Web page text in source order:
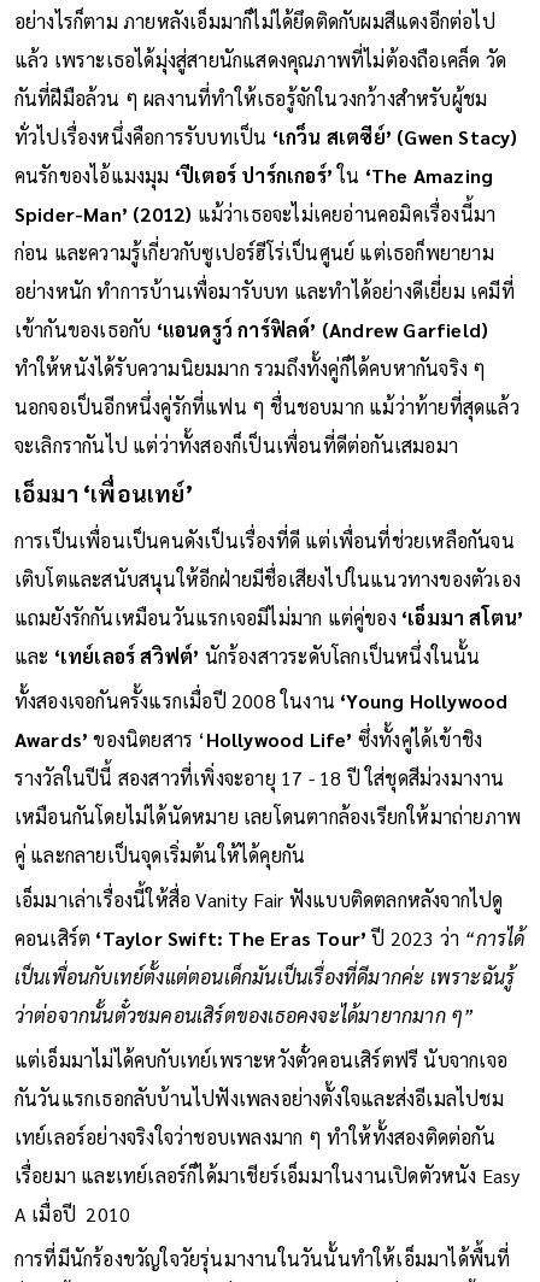
อย่างไรก็ตาม ภายหลังเอ็มมาก็ไม่ได้ยึดติดกับผมสีแดงอีกต่อไป
แล้ว เพราะเธอได้มุ่งสู่สายนักแสดงคุณภาพที่ไม่ต้องถือเคล็ด วัด
กันที่ฝีมือล้วน ๆ ผลงานที่ทำให้เธอรู้จักในวงกว้างสำหรับผู้ชม
ทั่วไปเรื่องหนึ่งคือการรับบทเป็น ‘เกว็น สเตซีย์’ (Gwen Stacy)
คนรักของไอ้แมงมุม ‘ปีเตอร์ ปาร์กเกอร์’ใน ‘The Amazing
Spider-Man’ (2012) แม้ว่าเธอจะไม่เคยอ่านคอมิคเรื่องนี้มา
ก่อน และความรู้เกี่ยวกับซูเปอร์ฮีโร่เป็นศูนย์ แต่เธอก็พยายาม
อย่างหนัก ทำการบ้านเพื่อมารับบท และทำได้อย่างดีเยี่ยม เคมีที่
เข้ากันของเธอกับ ‘แอนดรูว์ การ์ฟิลด์’ (Andrew Garfield)
ทำให้หนังได้รับความนิยมมาก รวมถึงทั้งคู่ก็ได้คบหากันจริง ๆ
นอกจอเป็นอีกหนึ่งคู่รักที่แฟน ๆ ชื่นชอบมาก แม้ว่าท้ายที่สุดแล้ว
จะเลิกรากันไป แต่ว่าทั้งสองก็เป็นเพื่อนที่ดีต่อกันเสมอมา
เอ็มมา ‘เพื่อนเทย์’
การเป็นเพื่อนเป็นคนดังเป็นเรื่องที่ดี แต่เพื่อนที่ช่วยเหลือกันจน
เติบโตและสนับสนุนให้อีกฝ่ายมีชื่อเสียงไปในแนวทางของตัวเอง
แถมยังรักกันเหมือนวันแรกเจอมีไม่มาก แต่คู่ของ ‘เอ็มมา สโตน’
และ ‘เทย์เลอร์ สวิฟต์’ นักร้องสาวระดับโลกเป็นหนึ่งในนั้น
ทั้งสองเจอกันครั้งแรกเมื่อปี 2008 ในงาน ‘Young Hollywood
Awards’ของนิตยสาร ‘Hollywood Life’ ซึ่งทั้งคู่ได้เข้าชิง
รางวัลในปีนี้ สองสาวที่เพิ่งจะอายุ 17 - 18 ปี ใส่ชุดสีม่วงมางาน
เหมือนกันโดยไม่ได้นัดหมาย เลยโดนตากล้องเรียกให้มาถ่ายภาพ
คู่ และกลายเป็นจุดเริ่มต้นให้ได้คุยกัน
เอ็มมาเล่าเรื่องนี้ให้สื่อ Vanity Fair ฟังแบบติดตลกหลังจากไปดู
คอนเสิร์ต ‘Taylor Swift: The Eras Tour’ปี 2023 ว่า “การได้
เป็นเพื่อนกับเทย์ตั้งแต่ตอนเด็กมันเป็นเรื่องที่ดีมากค่ะ เพราะฉันรู้
ว่าต่อจากนั้นตั๋วชมคอนเสิร์ตของเธอคงจะได้มายากมาก ๆ”
แต่เอ็มมาไม่ได้คบกับเทย์เพราะหวังตั๋วคอนเสิร์ตฟรี นับจากเจอ
กันวันแรกเธอกลับบ้านไปฟังเพลงอย่างตั้งใจและส่งอีเมลไปชม
เทย์เลอร์อย่างจริงใจว่าชอบเพลงมาก ๆ ทำให้ทั้งสองติดต่อกัน
เรื่อยมา และเทย์เลอร์ก็ได้มาเชียร์เอ็มมาในงานเปิดตัวหนัง Easy
A เมื่อปี 2010
การที่มีนักร้องขวัญใจวัยรุ่นมางานในวันนั้นทำให้เอ็มมาได้พื้นที่